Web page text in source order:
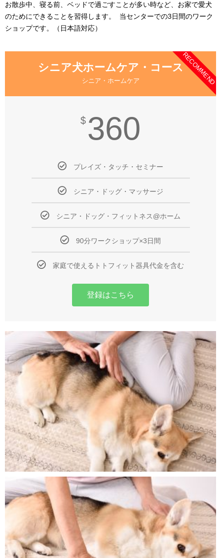
お散歩中、寝る前、ベッドで過ごすことが多い時など、お家で愛犬
のためにできることを習得します。 当センターでの3日間のワーク
ショップです。（日本語対応）
シニア犬ホームケア・コース
シニア・ホームケア
$ 360
プレイズ・タッチ・セミナー
シニア・ドッグ・マッサージ
シニア・ドッグ・フィットネス@ホーム
90分ワークショップ×3日間
家庭で使えるトトフィット器具代金を含む
登録はこちら
RECOMMEND